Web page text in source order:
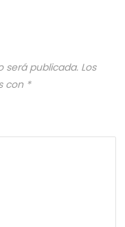
será publicada. Los
con *